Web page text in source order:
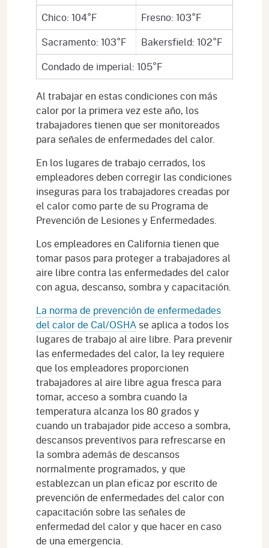
Chico: 104°F
Fresno: 103°F
Sacramento: 103°F
Bakersfield: 102°F
Condado de imperial: 105°F
Al trabajar en estas condiciones con más
calor por la primera vez este año, los
trabajadores tienen que ser monitoreados
para señales de enfermedades del calor.
En los lugares de trabajo cerrados, los
empleadores deben corregir las condiciones
inseguras para los trabajadores creadas por
el calor como parte de su Programa de
Prevención de Lesiones y Enfermedades.
Los empleadores en California tienen que
tomar pasos para proteger a trabajadores al
aire libre contra las enfermedades del calor
con agua, descanso, sombra y capacitación.
La norma de prevención de enfermedades
del calor de Cal/OSHA se aplica a todos los
lugares de trabajo al aire libre. Para prevenir
las enfermedades del calor, la ley requiere
que los empleadores proporcionen
trabajadores al aire libre agua fresca para
tomar, acceso a sombra cuando la
temperatura alcanza los 80 grados y
cuando un trabajador pide acceso a sombra,
descansos preventivos para refrescarse en
la sombra además de descansos
normalmente programados, y que
establezcan un plan eficaz por escrito de
prevención de enfermedades del calor con
capacitación sobre las señales de
enfermedad del calor y que hacer en caso
de una emergencia.